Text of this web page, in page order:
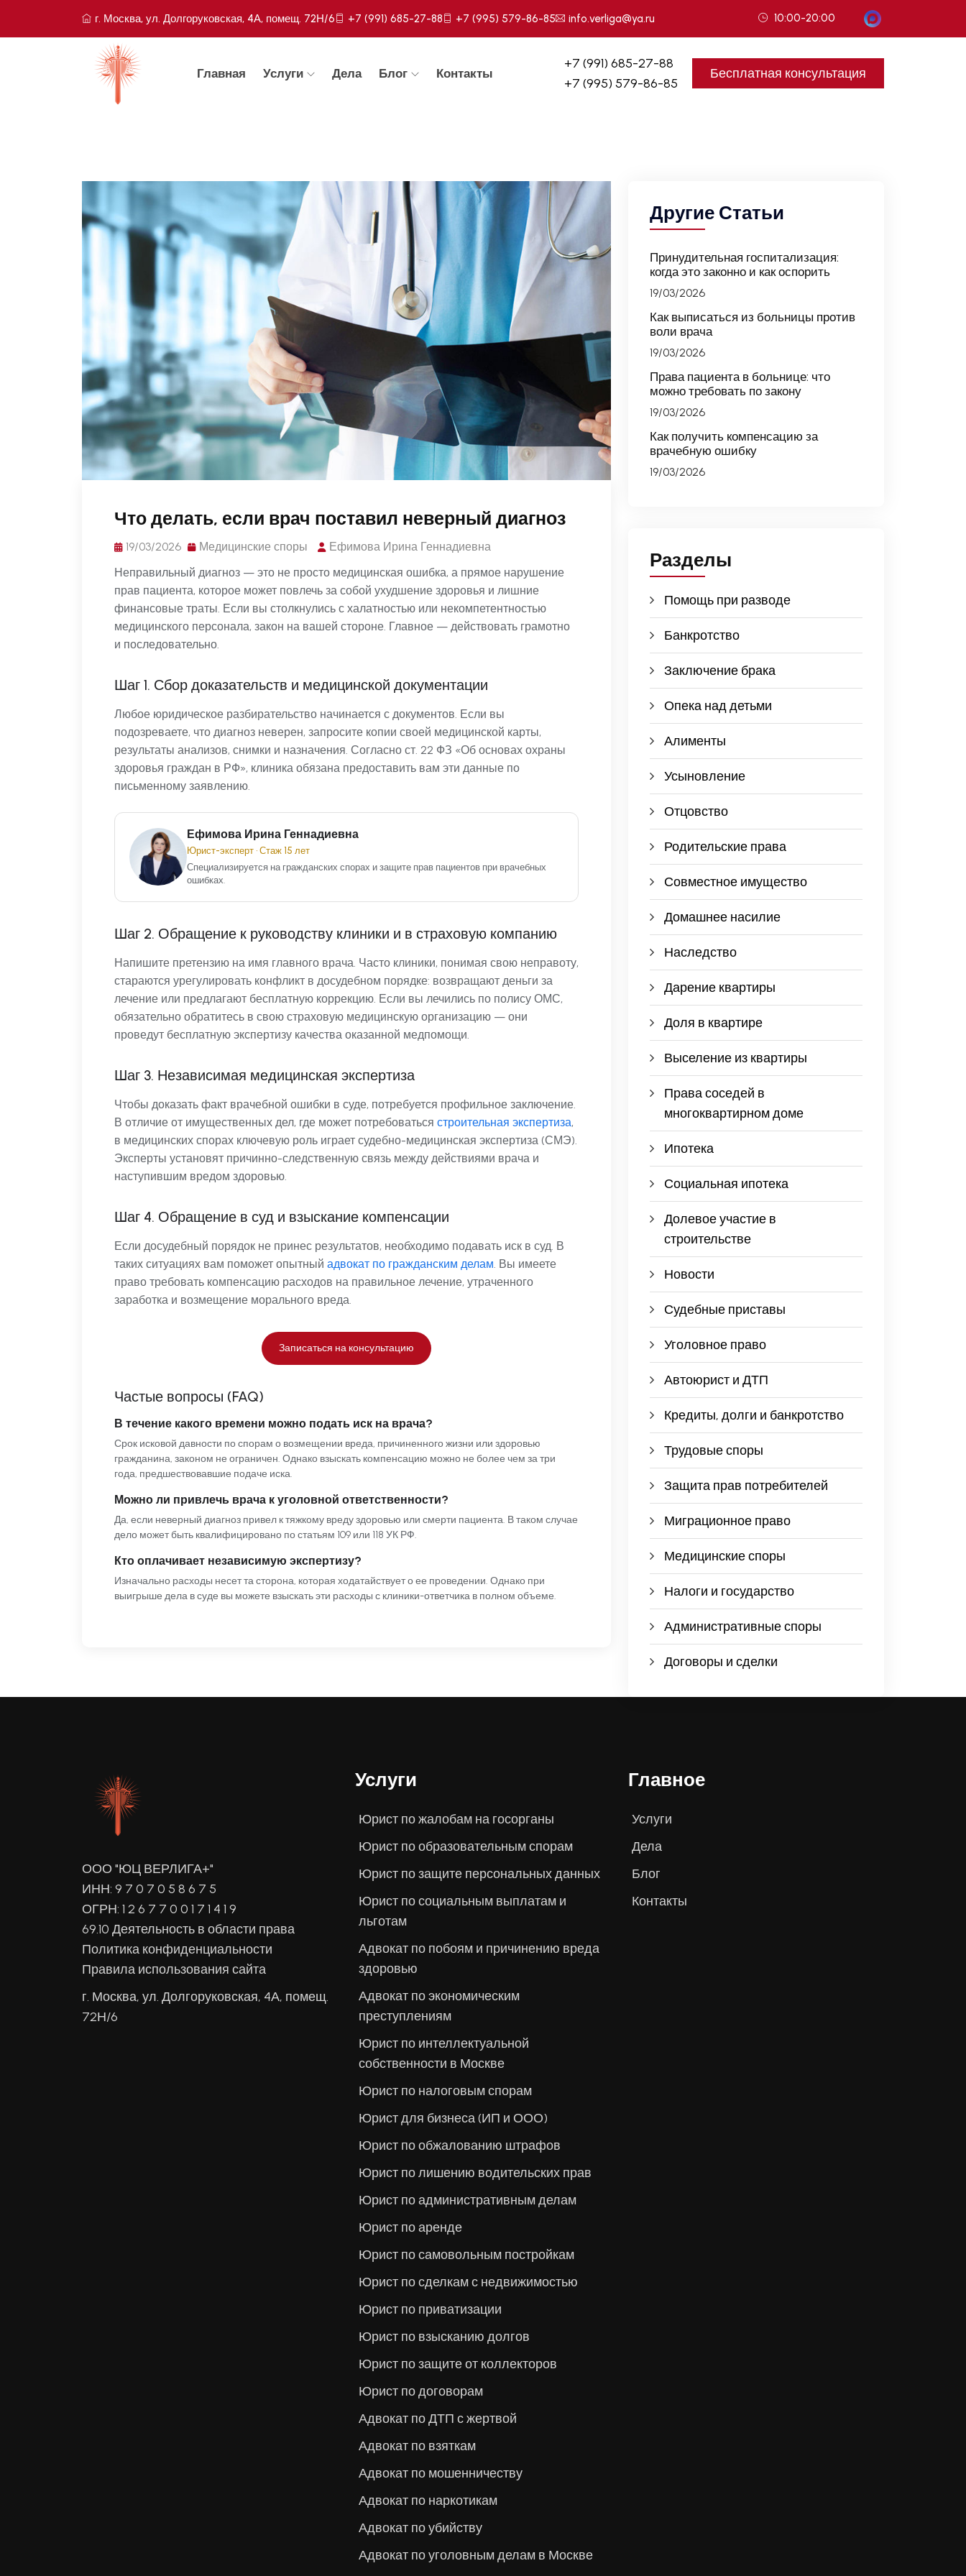
г. Москва, ул. Долгоруковская, 4А, помещ. 72Н/6 +7 (991) 685-27-88 +7 (995) 579-86-85 info.verliga@ya.ru 10:00-20:00
Главная Услуги Дела Блог Контакты
+7 (991) 685-27-88
+7 (995) 579-86-85
Бесплатная консультация
Что делать, если врач поставил неверный диагноз
19/03/2026 Медицинские споры
Ефимова Ирина Геннадиевна
Неправильный диагноз — это не просто медицинская ошибка, а прямое нарушение
прав пациента, которое может повлечь за собой ухудшение здоровья и лишние
финансовые траты. Если вы столкнулись с халатностью или некомпетентностью
медицинского персонала, закон на вашей стороне. Главное — действовать грамотно
и последовательно.
Шаг 1. Сбор доказательств и медицинской документации
Любое юридическое разбирательство начинается с документов. Если вы
подозреваете, что диагноз неверен, запросите копии своей медицинской карты,
результаты анализов, снимки и назначения. Согласно ст. 22 ФЗ «Об основах охраны
здоровья граждан в РФ», клиника обязана предоставить вам эти данные по
письменному заявлению.
Ефимова Ирина Геннадиевна
Юрист-эксперт • Стаж 15 лет
Специализируется на гражданских спорах и защите прав пациентов при врачебных
ошибках.
Шаг 2. Обращение к руководству клиники и в страховую компанию
Напишите претензию на имя главного врача. Часто клиники, понимая свою неправоту,
стараются урегулировать конфликт в досудебном порядке: возвращают деньги за
лечение или предлагают бесплатную коррекцию. Если вы лечились по полису ОМС,
обязательно обратитесь в свою страховую медицинскую организацию — они
проведут бесплатную экспертизу качества оказанной медпомощи.
Шаг 3. Независимая медицинская экспертиза
Чтобы доказать факт врачебной ошибки в суде, потребуется профильное заключение.
В отличие от имущественных дел, где может потребоваться строительная экспертиза,
в медицинских спорах ключевую роль играет судебно-медицинская экспертиза (СМЭ).
Эксперты установят причинно-следственную связь между действиями врача и
наступившим вредом здоровью.
Шаг 4. Обращение в суд и взыскание компенсации
Если досудебный порядок не принес результатов, необходимо подавать иск в суд. В
таких ситуациях вам поможет опытный адвокат по гражданским делам . Вы имеете
право требовать компенсацию расходов на правильное лечение, утраченного
заработка и возмещение морального вреда.
Записаться на консультацию
Частые вопросы (FAQ)
В течение какого времени можно подать иск на врача?
Срок исковой давности по спорам о возмещении вреда, причиненного жизни или здоровью
гражданина, законом не ограничен. Однако взыскать компенсацию можно не более чем за три
года, предшествовавшие подаче иска.
Можно ли привлечь врача к уголовной ответственности?
Да, если неверный диагноз привел к тяжкому вреду здоровью или смерти пациента. В таком случае
дело может быть квалифицировано по статьям 109 или 118 УК РФ.
Кто оплачивает независимую экспертизу?
Изначально расходы несет та сторона, которая ходатайствует о ее проведении. Однако при
выигрыше дела в суде вы можете взыскать эти расходы с клиники-ответчика в полном объеме.
Другие Статьи
Принудительная госпитализация:
когда это законно и как оспорить
19/03/2026
Как выписаться из больницы против
воли врача
19/03/2026
Права пациента в больнице: что
можно требовать по закону
19/03/2026
Как получить компенсацию за
врачебную ошибку
19/03/2026
Разделы
Помощь при разводе
Банкротство
Заключение брака
Опека над детьми
Алименты
Усыновление
Отцовство
Родительские права
Совместное имущество
Домашнее насилие
Наследство
Дарение квартиры
Доля в квартире
Выселение из квартиры
Права соседей в
многоквартирном доме
Ипотека
Социальная ипотека
Долевое участие в
строительстве
Новости
Судебные приставы
Уголовное право
Автоюрист и ДТП
Кредиты, долги и банкротство
Трудовые споры
Защита прав потребителей
Миграционное право
Медицинские споры
Налоги и государство
Административные споры
Договоры и сделки
ООО "ЮЦ ВЕРЛИГА+"
ИНН: 9 7 0 7 0 5 8 6 7 5
ОГРН: 1 2 6 7 7 0 0 1 7 1 4 1 9
69.10 Деятельность в области права
Политика конфиденциальности
Правила использования сайта
г. Москва, ул. Долгоруковская, 4А, помещ.
72Н/6
Услуги
Юрист по жалобам на госорганы
Юрист по образовательным спорам
Юрист по защите персональных данных
Юрист по социальным выплатам и
льготам
Адвокат по побоям и причинению вреда
здоровью
Адвокат по экономическим
преступлениям
Юрист по интеллектуальной
собственности в Москве
Юрист по налоговым спорам
Юрист для бизнеса (ИП и ООО)
Юрист по обжалованию штрафов
Юрист по лишению водительских прав
Юрист по административным делам
Юрист по аренде
Юрист по самовольным постройкам
Юрист по сделкам с недвижимостью
Юрист по приватизации
Юрист по взысканию долгов
Юрист по защите от коллекторов
Юрист по договорам
Адвокат по ДТП с жертвой
Адвокат по взяткам
Адвокат по мошенничеству
Адвокат по наркотикам
Адвокат по убийству
Адвокат по уголовным делам в Москве
Главное
Услуги
Дела
Блог
Контакты